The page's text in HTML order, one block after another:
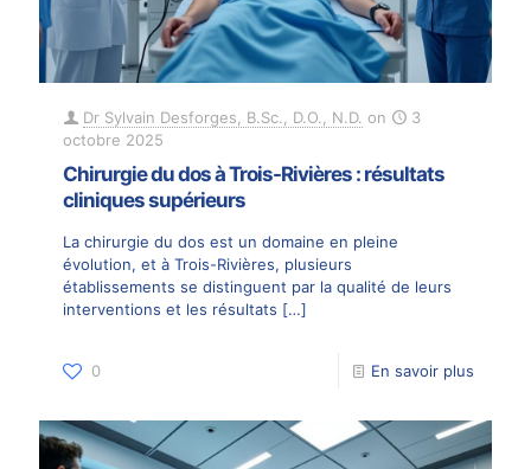
Dr Sylvain Desforges, B.Sc., D.O., N.D. on
3
octobre 2025
Chirurgie du dos à Trois-Rivières : résultats
cliniques supérieurs
La chirurgie du dos est un domaine en pleine
évolution, et à Trois-Rivières, plusieurs
établissements se distinguent par la qualité de leurs
interventions et les résultats […]
0 En savoir plus